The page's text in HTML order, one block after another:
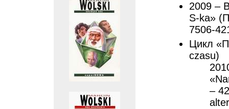
2009 –
S-ka»
7506-
Цикл
czasu)
–